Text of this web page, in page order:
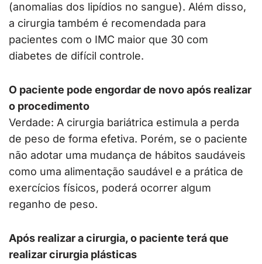
(anomalias dos lipídios no sangue). Além disso,
a cirurgia também é recomendada para
pacientes com o IMC maior que 30 com
diabetes de difícil controle.
O paciente pode engordar de novo após realizar
o procedimento
Verdade: A cirurgia bariátrica estimula a perda
de peso de forma efetiva. Porém, se o paciente
não adotar uma mudança de hábitos saudáveis
como uma alimentação saudável e a prática de
exercícios físicos, poderá ocorrer algum
reganho de peso.
Após realizar a cirurgia, o paciente terá que
realizar cirurgia plásticas